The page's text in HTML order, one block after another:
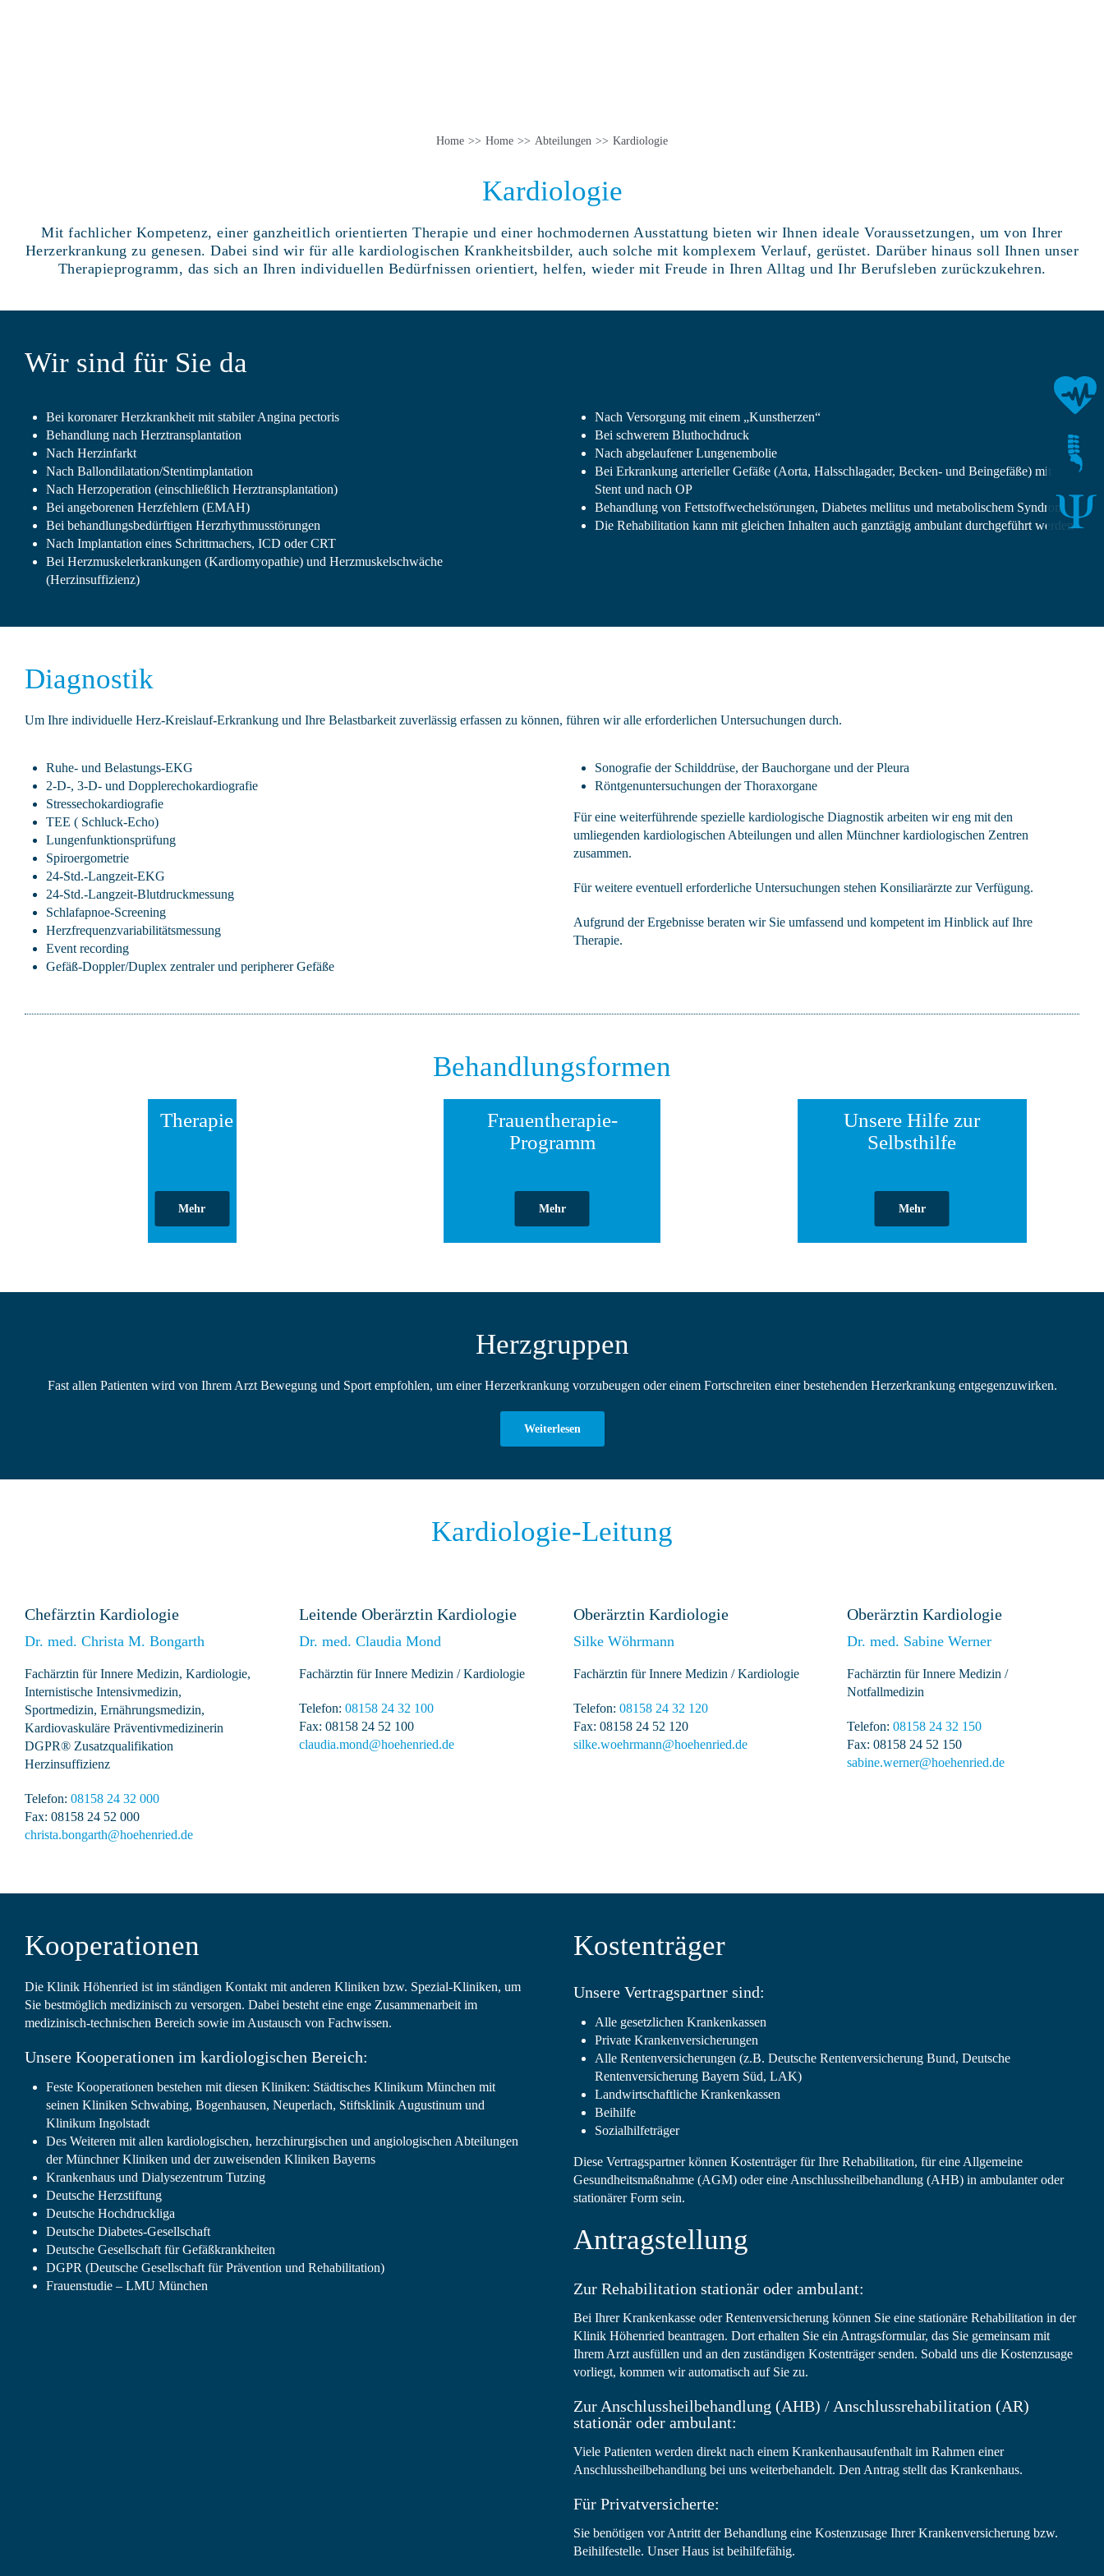
Home Home Abteilungen Kardiologie
Kardiologie
Mit fachlicher Kompetenz, einer ganzheitlich orientierten Therapie und einer hochmodernen Ausstattung bieten wir Ihnen ideale Voraussetzungen, um von Ihrer
Herzerkrankung zu genesen. Dabei sind wir für alle kardiologischen Krankheitsbilder, auch solche mit komplexem Verlauf, gerüstet. Darüber hinaus soll Ihnen unser
Therapieprogramm, das sich an Ihren individuellen Bedürfnissen orientiert, helfen, wieder mit Freude in Ihren Alltag und Ihr Berufsleben zurückzukehren.
Wir sind für Sie da
Bei koronarer Herzkrankheit mit stabiler Angina pectoris
Behandlung nach Herztransplantation
Nach Herzinfarkt
Nach Ballondilatation/Stentimplantation
Nach Herzoperation (einschließlich Herztransplantation)
Bei angeborenen Herzfehlern (EMAH)
Bei behandlungsbedürftigen Herzrhythmusstörungen
Nach Implantation eines Schrittmachers, ICD oder CRT
Bei Herzmuskelerkrankungen (Kardiomyopathie) und Herzmuskelschwäche
(Herzinsuffizienz)
Nach Versorgung mit einem „Kunstherzen“
Bei schwerem Bluthochdruck
Nach abgelaufener Lungenembolie
Bei Erkrankung arterieller Gefäße (Aorta, Halsschlagader, Becken- und Beingefäße) mit
Stent und nach OP
Behandlung von Fettstoffwechelstörungen, Diabetes mellitus und metabolischem Syndrom
Die Rehabilitation kann mit gleichen Inhalten auch ganztägig ambulant durchgeführt werden
Diagnostik
Um Ihre individuelle Herz-Kreislauf-Erkrankung und Ihre Belastbarkeit zuverlässig erfassen zu können, führen wir alle erforderlichen Untersuchungen durch.
Ruhe- und Belastungs-EKG
2-D-, 3-D- und Dopplerechokardiografie
Stressechokardiografie
TEE ( Schluck-Echo)
Lungenfunktionsprüfung
Spiroergometrie
24-Std.-Langzeit-EKG
24-Std.-Langzeit-Blutdruckmessung
Schlafapnoe-Screening
Herzfrequenzvariabilitätsmessung
Event recording
Gefäß-Doppler/Duplex zentraler und peripherer Gefäße
Sonografie der Schilddrüse, der Bauchorgane und der Pleura
Röntgenuntersuchungen der Thoraxorgane
Für eine weiterführende spezielle kardiologische Diagnostik arbeiten wir eng mit den
umliegenden kardiologischen Abteilungen und allen Münchner kardiologischen Zentren
zusammen.
Für weitere eventuell erforderliche Untersuchungen stehen Konsiliarärzte zur Verfügung.
Aufgrund der Ergebnisse beraten wir Sie umfassend und kompetent im Hinblick auf Ihre
Therapie.
Behandlungsformen
Therapie
Mehr
Frauentherapie-
Programm
Mehr
Unsere Hilfe zur
Selbsthilfe
Mehr
Herzgruppen
Fast allen Patienten wird von Ihrem Arzt Bewegung und Sport empfohlen, um einer Herzerkrankung vorzubeugen oder einem Fortschreiten einer bestehenden Herzerkrankung entgegenzuwirken.
Weiterlesen
Kardiologie-Leitung
Chefärztin Kardiologie
Dr. med. Christa M. Bongarth
Fachärztin für Innere Medizin, Kardiologie,
Internistische Intensivmedizin,
Sportmedizin, Ernährungsmedizin,
Kardiovaskuläre Präventivmedizinerin
DGPR® Zusatzqualifikation
Herzinsuffizienz
Telefon: 08158 24 32 000
Fax: 08158 24 52 000
christa.bongarth@hoehenried.de
Leitende Oberärztin Kardiologie
Dr. med. Claudia Mond
Fachärztin für Innere Medizin / Kardiologie
Telefon: 08158 24 32 100
Fax: 08158 24 52 100
claudia.mond@hoehenried.de
Oberärztin Kardiologie
Silke Wöhrmann
Fachärztin für Innere Medizin / Kardiologie
Telefon: 08158 24 32 120
Fax: 08158 24 52 120
silke.woehrmann@hoehenried.de
Oberärztin Kardiologie
Dr. med. Sabine Werner
Fachärztin für Innere Medizin /
Notfallmedizin
Telefon:08158 24 32 150
Fax: 08158 24 52 150
sabine.werner@hoehenried.de
Kooperationen
Die Klinik Höhenried ist im ständigen Kontakt mit anderen Kliniken bzw. Spezial-Kliniken, um
Sie bestmöglich medizinisch zu versorgen. Dabei besteht eine enge Zusammenarbeit im
medizinisch-technischen Bereich sowie im Austausch von Fachwissen.
Unsere Kooperationen im kardiologischen Bereich:
Feste Kooperationen bestehen mit diesen Kliniken: Städtisches Klinikum München mit
seinen Kliniken Schwabing, Bogenhausen, Neuperlach, Stiftsklinik Augustinum und
Klinikum Ingolstadt
Des Weiteren mit allen kardiologischen, herzchirurgischen und angiologischen Abteilungen
der Münchner Kliniken und der zuweisenden Kliniken Bayerns
Krankenhaus und Dialysezentrum Tutzing
Deutsche Herzstiftung
Deutsche Hochdruckliga
Deutsche Diabetes-Gesellschaft
Deutsche Gesellschaft für Gefäßkrankheiten
DGPR (Deutsche Gesellschaft für Prävention und Rehabilitation)
Frauenstudie – LMU München
Kosten­träger
Unsere Vertragspartner sind:
Alle gesetzlichen Krankenkassen
Private Krankenversicherungen
Alle Rentenversicherungen (z.B. Deutsche Rentenversicherung Bund, Deutsche
Rentenversicherung Bayern Süd, LAK)
Landwirtschaftliche Krankenkassen
Beihilfe
Sozialhilfeträger
Diese Vertragspartner können Kostenträger für Ihre Rehabilitation, für eine Allgemeine
Gesundheitsmaßnahme (AGM) oder eine Anschlussheilbehandlung (AHB) in ambulanter oder
stationärer Form sein.
Antragstellung
Zur Rehabilitation stationär oder ambulant:
Bei Ihrer Krankenkasse oder Rentenversicherung können Sie eine stationäre Rehabilitation in der
Klinik Höhenried beantragen. Dort erhalten Sie ein Antragsformular, das Sie gemeinsam mit
Ihrem Arzt ausfüllen und an den zuständigen Kostenträger senden. Sobald uns die Kostenzusage
vorliegt, kommen wir automatisch auf Sie zu.
Zur Anschlussheilbehandlung (AHB) / Anschlussrehabilitation (AR)
stationär oder ambulant:
Viele Patienten werden direkt nach einem Krankenhausaufenthalt im Rahmen einer
Anschlussheilbehandlung bei uns weiterbehandelt. Den Antrag stellt das Krankenhaus.
Für Privatversicherte:
Sie benötigen vor Antritt der Behandlung eine Kostenzusage Ihrer Krankenversicherung bzw.
Beihilfestelle. Unser Haus ist beihilfefähig.